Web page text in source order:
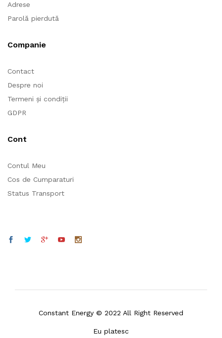
Adrese
Parolă pierdută
Companie
Contact
Despre noi
Termeni și condiții
GDPR
Cont
Contul Meu
Cos de Cumparaturi
Status Transport
Constant Energy © 2022 All Right Reserved
Eu platesc